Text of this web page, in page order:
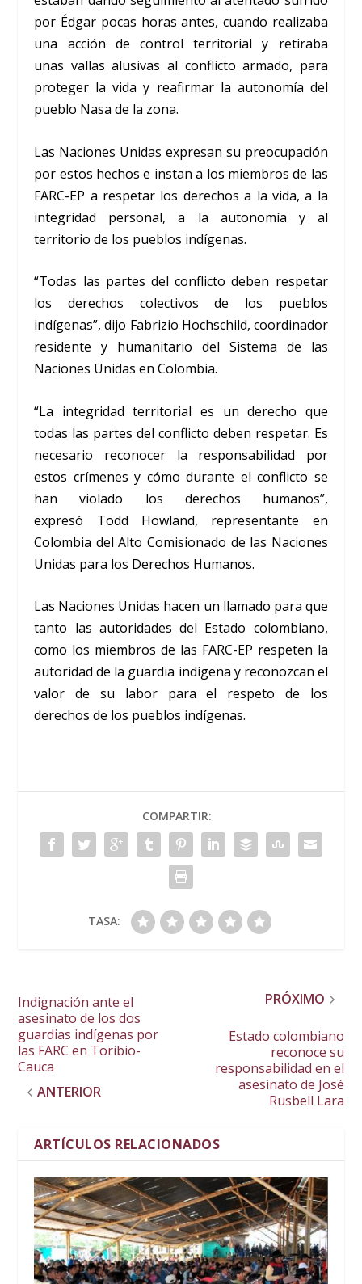
por Édgar pocas horas antes, cuando realizaba
una acción de control territorial y retiraba
unas vallas alusivas al conflicto armado, para
proteger la vida y reafirmar la autonomía del
pueblo Nasa de la zona.
Las Naciones Unidas expresan su preocupación
por estos hechos e instan a los miembros de las
FARC-EP a respetar los derechos a la vida, a la
integridad personal, a la autonomía y al
territorio de los pueblos indígenas.
“Todas las partes del conflicto deben respetar
los derechos colectivos de los pueblos
indígenas”, dijo Fabrizio Hochschild, coordinador
residente y humanitario del Sistema de las
Naciones Unidas en Colombia.
“La integridad territorial es un derecho que
todas las partes del conflicto deben respetar. Es
necesario reconocer la responsabilidad por
estos crímenes y cómo durante el conflicto se
han violado los derechos humanos”,
expresó Todd Howland, representante en
Colombia del Alto Comisionado de las Naciones
Unidas para los Derechos Humanos.
Las Naciones Unidas hacen un llamado para que
tanto las autoridades del Estado colombiano,
como los miembros de las FARC-EP respeten la
autoridad de la guardia indígena y reconozcan el
valor de su labor para el respeto de los
derechos de los pueblos indígenas.
COMPARTIR:
TASA:
Indignación ante el
asesinato de los dos
guardias indígenas por
las FARC en Toribio-
Cauca
ANTERIOR
PRÓXIMO
Estado colombiano
reconoce su
responsabilidad en el
asesinato de José
Rusbell Lara
ARTÍCULOS RELACIONADOS